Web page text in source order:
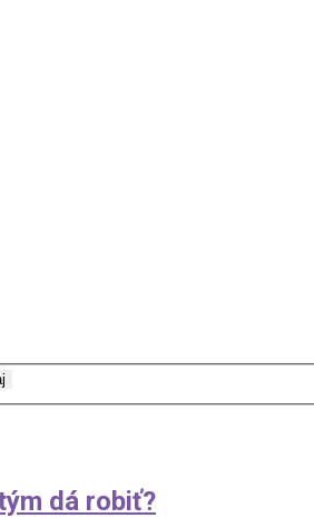
dá robiť?